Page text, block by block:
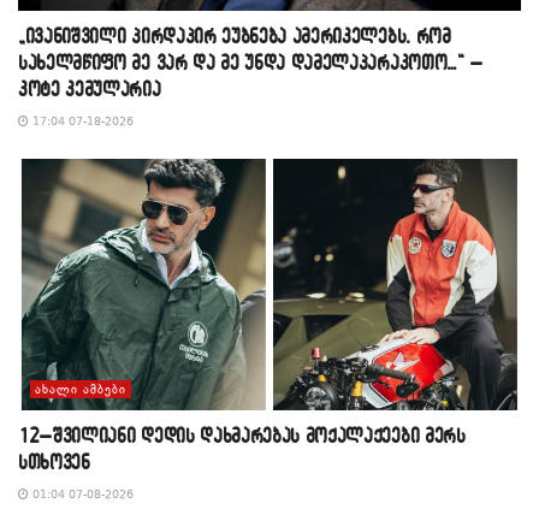
„ივანიშვილი პირდაპირ ეუბნება ამერიკელებს, რომ
სახელმწიფო მე ვარ და მე უნდა დამელაპარაკოთო…“ –
კოტე კემულარია
17:04 07-18-2026
ᲐᲮᲐᲚᲘ ᲐᲛᲑᲔᲑᲘ
12–შვილიანი დედის დახმარებას მოქალაქეები მერს
სთხოვენ
01:04 07-08-2026